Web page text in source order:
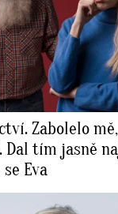
Zabolelo
Dal tím jasně
Eva